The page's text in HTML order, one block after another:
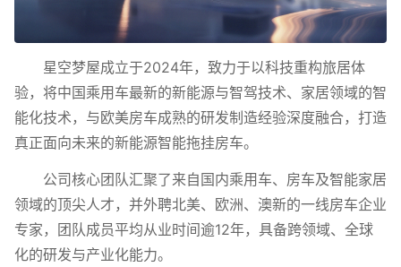
星空梦屋成立于2024年，致力于以科技重构旅居体
验，将中国乘用车最新的新能源与智驾技术、家居领域的智
能化技术，与欧美房车成熟的研发制造经验深度融合，打造
真正面向未来的新能源智能拖挂房车。
公司核心团队汇聚了来自国内乘用车、房车及智能家居
领域的顶尖人才，并外聘北美、欧洲、澳新的一线房车企业
专家，团队成员平均从业时间逾12年，具备跨领域、全球
化的研发与产业化能力。